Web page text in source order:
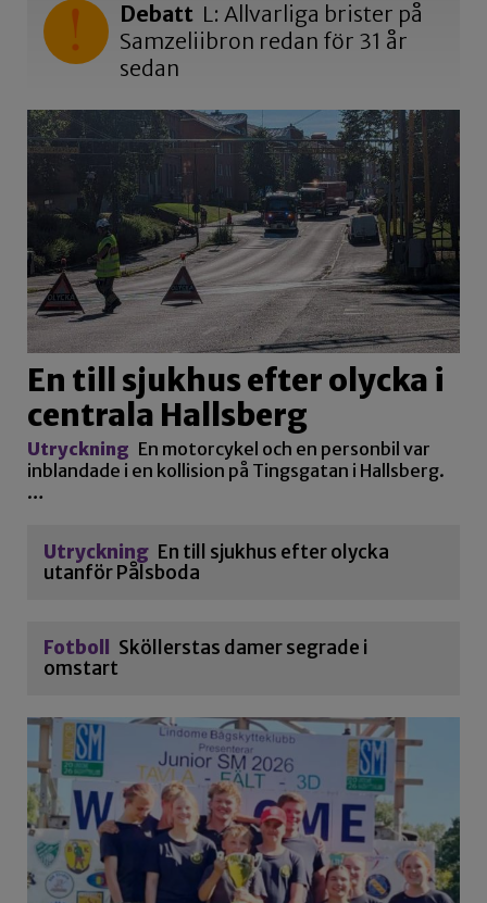
Debatt L: Allvarliga brister på
Samzeliibron redan för 31 år
sedan
En till sjukhus efter olycka i
centrala Hallsberg
Utryckning En motorcykel och en personbil var
inblandade i en kollision på Tingsgatan i Hallsberg.
…
Utryckning En till sjukhus efter olycka
utanför Pålsboda
Fotboll
Sköllerstas damer segrade i
omstart